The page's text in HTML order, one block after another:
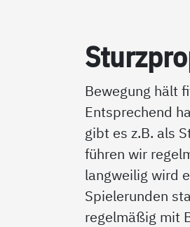
Bewegung hält
Entsprechend
gibt es z.B. als
führen wir
langweilig wird
Spielerunden
regelmäßig mit